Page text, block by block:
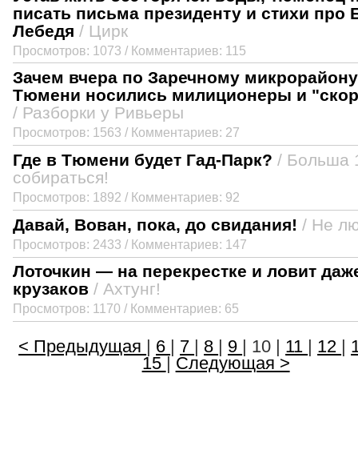
писать письма президенту и стихи про
Лебедя / Цирк
Просмотров: 1073 / Комментариев: 115
Зачем вчера по Заречному микрорайону
Тюмени носились милиционеры и
/ Разборки у Ривьеры
Просмотров: 1563 / Комментариев: 27
Где в Тюмени будет Гад-Парк? / Больша
собираться!
Просмотров: 1892 / Комментариев: 92
Давай, Вован, пока, до свидания! / Не
Просмотров: 2433 / Комментариев: 147
Лоточкин — на перекрестке и ловит
крузаков / Ахтунг!
Просмотров: 1170 / Комментариев: 65
< Предыдущая | 6 | 7 | 8 | 9 | 10 | 11 | 12 |
15 |Следующая >